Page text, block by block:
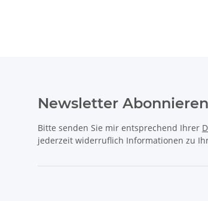
Newsletter Abonnieren
Bitte senden Sie mir entsprechend Ihrer
jederzeit widerruflich Informationen zu